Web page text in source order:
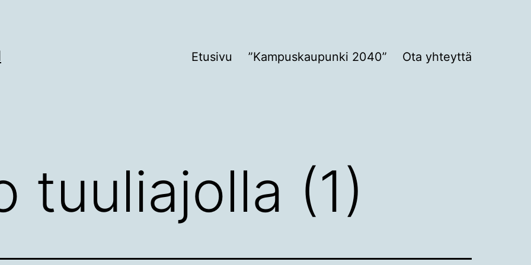
Etusivu ”Kampuskaupunki 2040” Ota yhteyttä
tuuliajolla (1)